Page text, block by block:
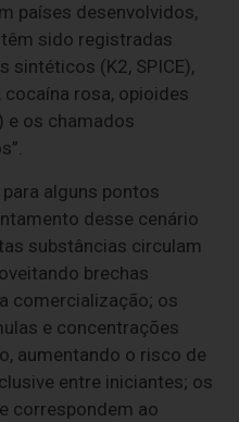
países desenvolvidos,
sido registradas
sintéticos (K2, SPICE),
cocaína rosa, opioides
os chamados
alguns pontos
desse cenário
substâncias circulam
brechas
comercialização; os
e concentrações
aumentando o risco de
entre iniciantes; os
correspondem ao